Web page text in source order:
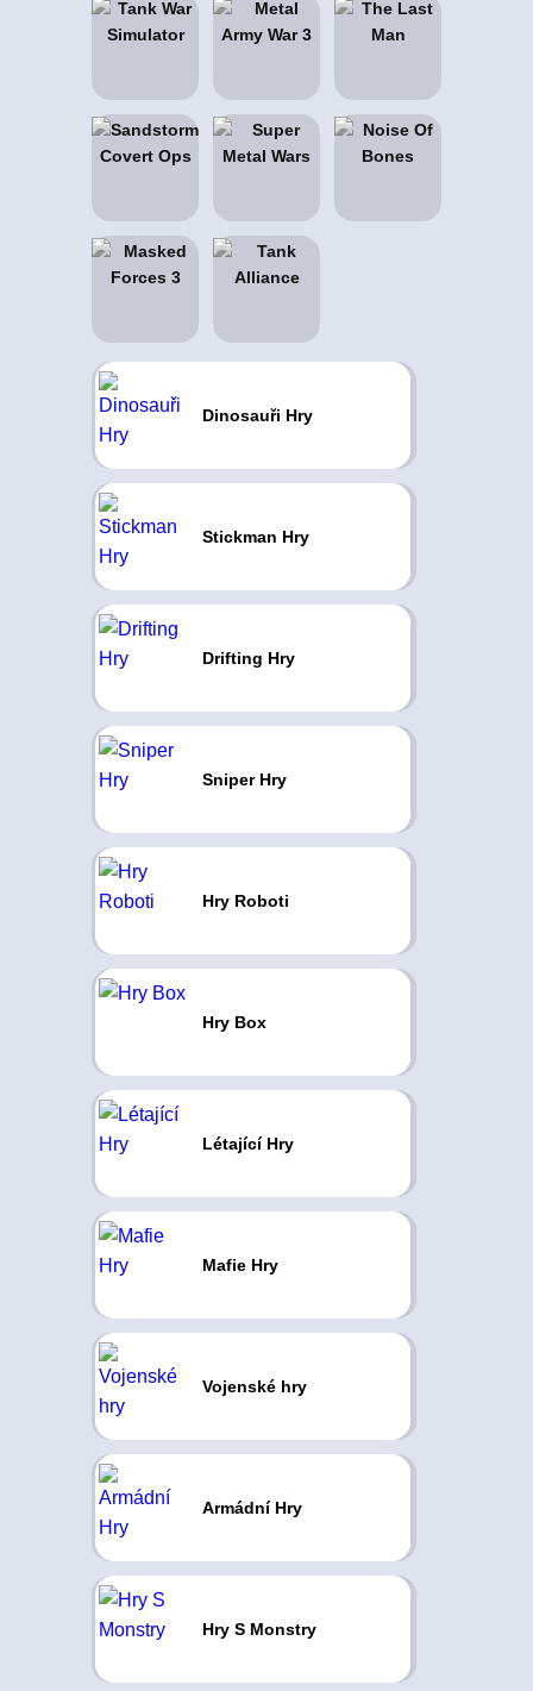
Dinosauři Hry
Stickman Hry
Drifting Hry
Sniper Hry
Hry Roboti
Hry Box
Létající Hry
Mafie Hry
Vojenské hry
Armádní Hry
Hry S Monstry